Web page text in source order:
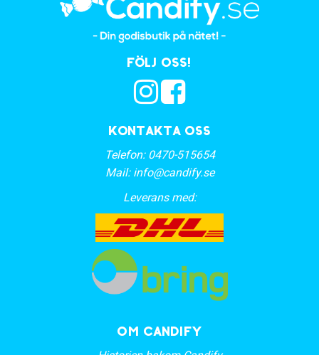
Kontakta oss
Telefon: 0470-515654
Mail: info@candify.se
Leverans med:
Följ oss!
OM CANDIFY